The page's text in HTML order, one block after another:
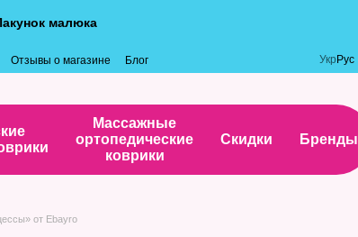
малюка
Отзывы о магазине Блог УкрРус
Массажные
ортопедические
коврики
Скидки Бренды
от Ebayro